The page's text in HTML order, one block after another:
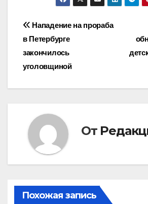
Навигация
по
записям
Нападение на прораба
в Петербурге
закончилось
уголовщиной
От
Похожая запись